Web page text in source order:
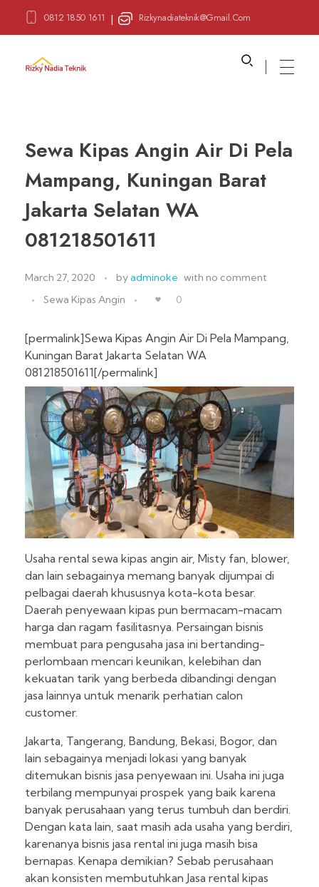
0812 1850 1611 | Rizkynadiateknik@gmail.com
Sewa Kipas Angin Air Di Pela
Mampang, Kuningan Barat
Jakarta Selatan WA
081218501611
March 27, 2020 byadminoke with no comment
Sewa Kipas Angin
0
[permalink]Sewa Kipas Angin Air Di Pela Mampang,
Kuningan Barat Jakarta Selatan WA
081218501611[/permalink]
Usaha rental sewa kipas angin air, Misty fan, blower,
dan lain sebagainya memang banyak dijumpai di
pelbagai daerah khususnya kota-kota besar.
Daerah penyewaan kipas pun bermacam-macam
harga dan ragam fasilitasnya. Persaingan bisnis
membuat para pengusaha jasa ini bertanding-
perlombaan mencari keunikan, kelebihan dan
kekuatan tarik yang berbeda dibandingi dengan
jasa lainnya untuk menarik perhatian calon
customer.
Jakarta, Tangerang, Bandung, Bekasi, Bogor, dan
lain sebagainya menjadi lokasi yang banyak
ditemukan bisnis jasa penyewaan ini. Usaha ini juga
terbilang mempunyai prospek yang baik karena
banyak perusahaan yang terus tumbuh dan berdiri.
Dengan kata lain, saat masih ada usaha yang berdiri,
karenanya bisnis jasa rental ini juga masih bisa
bernapas. Kenapa demikian? Sebab perusahaan
akan konsisten membutuhkan Jasa rental kipas